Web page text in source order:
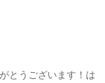
とうございます！は